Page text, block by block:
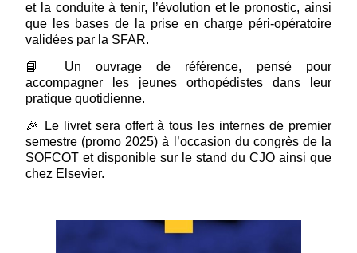
et la conduite à tenir, l’évolution et le pronostic, ainsi
que les bases de la prise en charge péri-opératoire
validées par la SFAR.
📘 Un ouvrage de référence, pensé pour
accompagner les jeunes orthopédistes dans leur
pratique quotidienne.
🎉 Le livret sera offert à tous les internes de premier
semestre (promo 2025) à l’occasion du congrès de la
SOFCOT et disponible sur le stand du CJO ainsi que
chez Elsevier.